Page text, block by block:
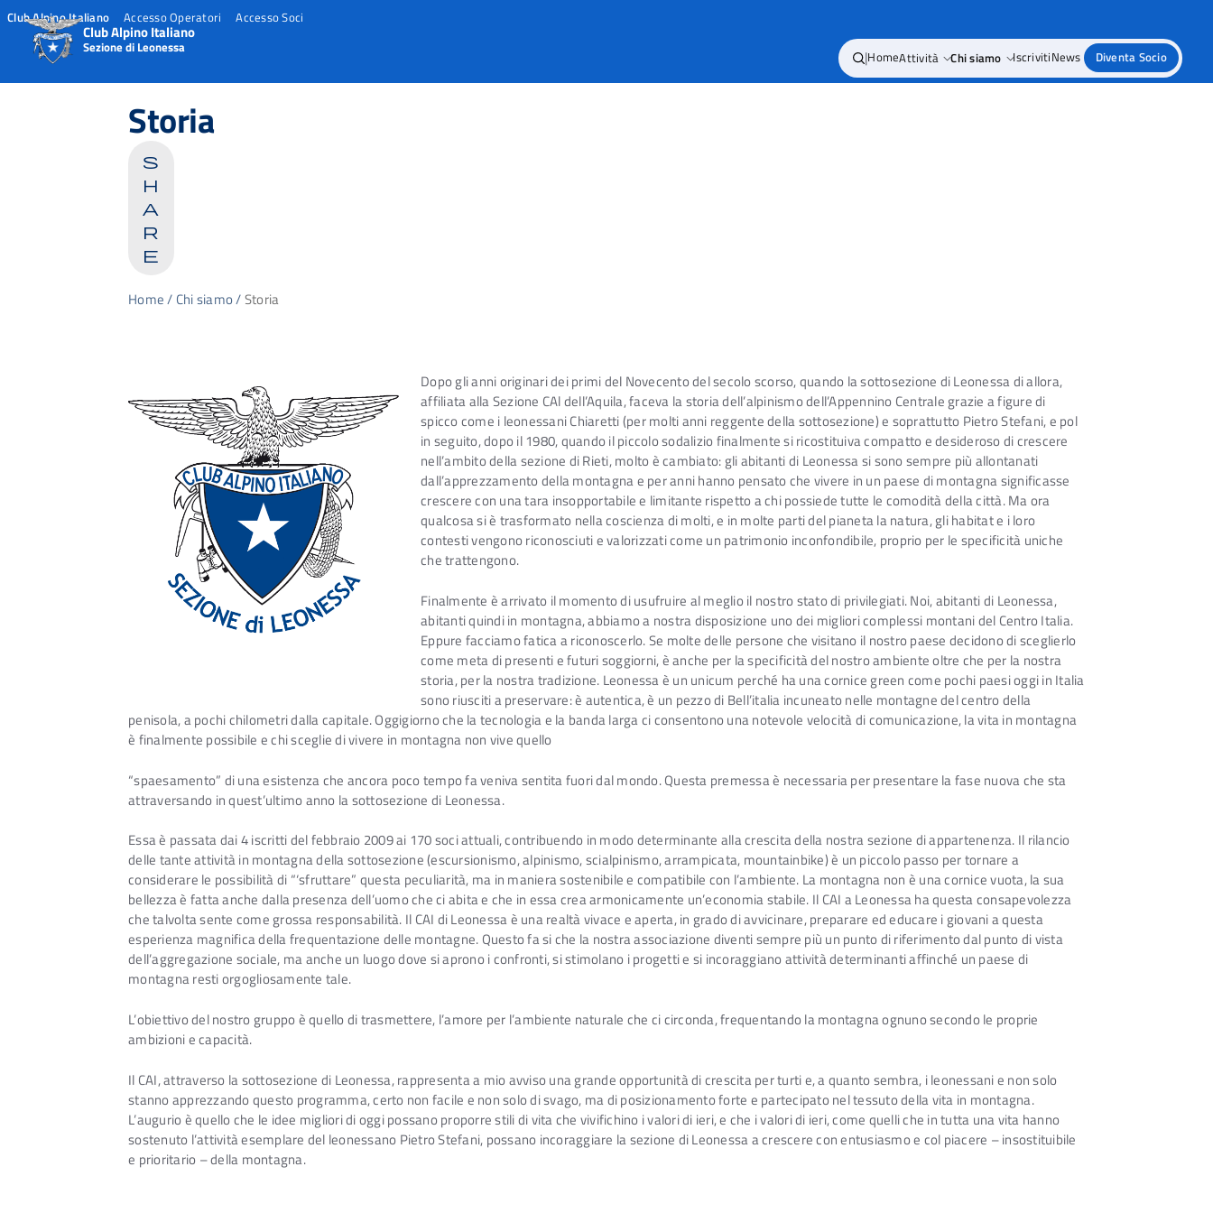
Club Alpino Italiano Accesso Operatori Accesso Soci
Club Alpino Italiano
Sezione di Leonessa |HomeAttività Chi siamo IscrivitiNews Diventa Socio
Storia
s
h
a
r
e
Home/ Chi siamo/Storia
Dopo gli anni originari dei primi del Novecento del secolo scorso, quando la sottosezione di Leonessa di allora,
affiliata alla Sezione CAl dell’Aquila, faceva la storia dell’alpinismo dell’Appennino Centrale grazie a figure di
spicco come i leonessani Chiaretti (per molti anni reggente della sottosezione) e soprattutto Pietro Stefani, e pol
in seguito, dopo il 1980, quando il piccolo sodalizio finalmente si ricostituiva compatto e desideroso di crescere
nell’ambito della sezione di Rieti, molto è cambiato: gli abitanti di Leonessa si sono sempre più allontanati
dall’apprezzamento della montagna e per anni hanno pensato che vivere in un paese di montagna significasse
crescere con una tara insopportabile e limitante rispetto a chi possiede tutte le comodità della città. Ma ora
qualcosa si è trasformato nella coscienza di molti, e in molte parti del pianeta la natura, gli habitat e i loro
contesti vengono riconosciuti e valorizzati come un patrimonio inconfondibile, proprio per le specificità uniche
che trattengono.
Finalmente è arrivato il momento di usufruire al meglio il nostro stato di privilegiati. Noi, abitanti di Leonessa,
abitanti quindi in montagna, abbiamo a nostra disposizione uno dei migliori complessi montani del Centro Italia.
Eppure facciamo fatica a riconoscerlo. Se molte delle persone che visitano il nostro paese decidono di sceglierlo
come meta di presenti e futuri soggiorni, è anche per la specificità del nostro ambiente oltre che per la nostra
storia, per la nostra tradizione. Leonessa è un unicum perché ha una cornice green come pochi paesi oggi in Italia
sono riusciti a preservare: è autentica, è un pezzo di Bell’italia incuneato nelle montagne del centro della
penisola, a pochi chilometri dalla capitale. Oggigiorno che la tecnologia e la banda larga ci consentono una notevole velocità di comunicazione, la vita in montagna
è finalmente possibile e chi sceglie di vivere in montagna non vive quello
“spaesamento” di una esistenza che ancora poco tempo fa veniva sentita fuori dal mondo. Questa premessa è necessaria per presentare la fase nuova che sta
attraversando in quest’ultimo anno la sottosezione di Leonessa.
Essa è passata dai 4 iscritti del febbraio 2009 ai 170 soci attuali, contribuendo in modo determinante alla crescita della nostra sezione di appartenenza. Il rilancio
delle tante attività in montagna della sottosezione (escursionismo, alpinismo, scialpinismo, arrampicata, mountainbike) è un piccolo passo per tornare a
considerare le possibilità di “‘sfruttare” questa peculiarità, ma in maniera sostenibile e compatibile con l’ambiente. La montagna non è una cornice vuota, la sua
bellezza è fatta anche dalla presenza dell’uomo che ci abita e che in essa crea armonicamente un’economia stabile. Il CAI a Leonessa ha questa consapevolezza
che talvolta sente come grossa responsabilità. Il CAI di Leonessa è una realtà vivace e aperta, in grado di avvicinare, preparare ed educare i giovani a questa
esperienza magnifica della frequentazione delle montagne. Questo fa si che la nostra associazione diventi sempre più un punto di riferimento dal punto di vista
dell’aggregazione sociale, ma anche un luogo dove si aprono i confronti, si stimolano i progetti e si incoraggiano attività determinanti affinché un paese di
montagna resti orgogliosamente tale.
L’obiettivo del nostro gruppo è quello di trasmettere, l’amore per l’ambiente naturale che ci circonda, frequentando la montagna ognuno secondo le proprie
ambizioni e capacità.
Il CAI, attraverso la sottosezione di Leonessa, rappresenta a mio avviso una grande opportunità di crescita per turti e, a quanto sembra, i leonessani e non solo
stanno apprezzando questo programma, certo non facile e non solo di svago, ma di posizionamento forte e partecipato nel tessuto della vita in montagna.
L’augurio è quello che le idee migliori di oggi possano proporre stili di vita che vivifichino i valori di ieri, e che i valori di ieri, come quelli che in tutta una vita hanno
sostenuto l’attività esemplare del leonessano Pietro Stefani, possano incoraggiare la sezione di Leonessa a crescere con entusiasmo e col piacere – insostituibile
e prioritario – della montagna.